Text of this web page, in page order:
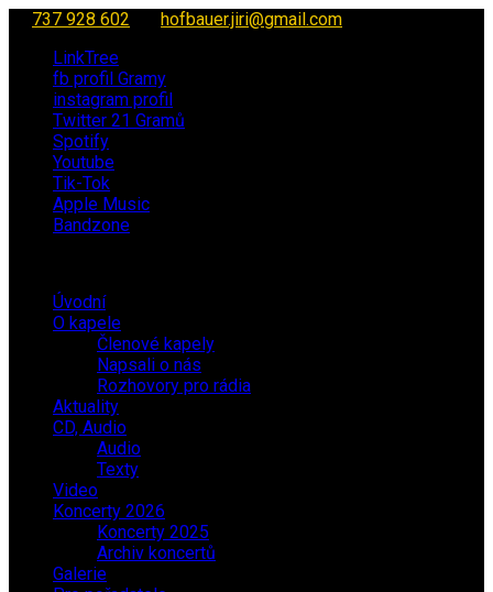
737 928 602
hofbauer.jiri@gmail.com
LinkTree
fb profil Gramy
instagram profil
Twitter 21 Gramů
Spotify
Youtube
Tik-Tok
Apple Music
Bandzone
Úvodní
O kapele
Členové kapely
Napsali o nás
Rozhovory pro rádia
Aktuality
CD, Audio
Audio
Texty
Video
Koncerty 2026
Koncerty 2025
Archiv koncertů
Galerie